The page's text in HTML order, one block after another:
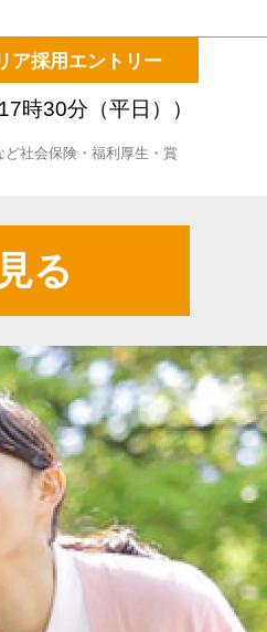
ア採用エントリー
時30分（平日））
社会保険・福利厚生・賞
る